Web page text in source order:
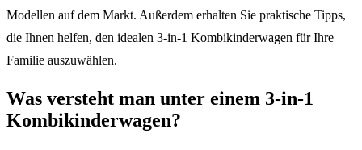
Modellen auf dem Markt. Außerdem erhalten Sie praktische Tipps,
die Ihnen helfen, den idealen 3-in-1 Kombikinderwagen für Ihre
Familie auszuwählen.
Was versteht man unter einem 3-in-1
Kombikinderwagen?